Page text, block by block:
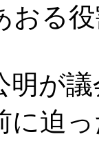
おる
明が
に迫